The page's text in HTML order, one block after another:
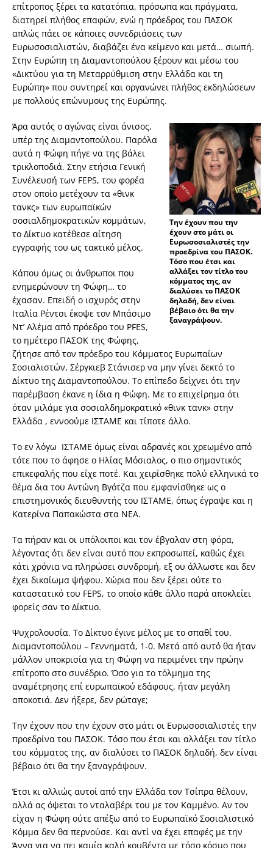
επίτροπος ξέρει τα κατατόπια, πρόσωπα και πράγματα,
διατηρεί πλήθος επαφών, ενώ η πρόεδρος του ΠΑΣΟΚ
απλώς πάει σε κάποιες συνεδριάσεις των
Ευρωσοσιαλιστών, διαβάζει ένα κείμενο και μετά… σιωπή.
Στην Ευρώπη τη Διαμαντοπούλου ξέρουν και μέσω του
«Δικτύου για τη Μεταρρύθμιση στην Ελλάδα και τη
Ευρώπη» που συντηρεί και οργανώνει πλήθος εκδηλώσεων
με πολλούς επώνυμους της Ευρώπης.
Την έχουν που την
έχουν στο μάτι οι
Ευρωσοσιαλιστές την
προεδρίνα του ΠΑΣΟΚ.
Τόσο που έτσι και
αλλάξει τον τίτλο του
κόμματος της, αν
διαλύσει το ΠΑΣΟΚ
δηλαδή, δεν είναι
βέβαιο ότι θα την
ξαναγράψουν.
Άρα αυτός ο αγώνας είναι άνισος,
υπέρ της Διαμαντοπούλου. Παρόλα
αυτά η Φώφη πήγε να της βάλει
τρικλοποδιά. Στην ετήσια Γενική
Συνέλευσή των FEPS, του φορέα
στον οποίο μετέχουν τα «θινκ
τανκς» των ευρωπαϊκών
σοσιαλδημοκρατικών κομμάτων,
το Δίκτυο κατέθεσε αίτηση
εγγραφής του ως τακτικό μέλος.
Κάπου όμως οι άνθρωποι που
ενημερώνουν τη Φώφη… το
έχασαν. Επειδή ο ισχυρός στην
Ιταλία Ρέντσι έκοψε τον Μπάσιμο
Ντ’ Αλέμα από πρόεδρο του PFES,
το ημέτερο ΠΑΣΟΚ της Φώφης,
ζήτησε από τον πρόεδρο του Κόμματος Ευρωπαίων
Σοσιαλιστών, Σέργκιεβ Στάνισερ να μην γίνει δεκτό το
Δίκτυο της Διαμαντοπούλου. Το επίπεδο δείχνει ότι την
παρέμβαση έκανε η ίδια η Φώφη. Με το επιχείρημα ότι
όταν μιλάμε για σοσιαλδημοκρατικό «θινκ τανκ» στην
Ελλάδα , εννοούμε ΙΣΤΑΜΕ και τίποτε άλλο.
Το εν λόγω ΙΣΤΑΜΕ όμως είναι αδρανές και χρεωμένο από
τότε που το άφησε ο Ηλίας Μόσιαλος, ο πιο σημαντικός
επικεφαλής που είχε ποτέ. Και χειρίσθηκε πολύ ελληνικά το
θέμα δια του Αντώνη Βγότζα που εμφανίσθηκε ως ο
επιστημονικός διευθυντής του ΙΣΤΑΜΕ, όπως έγραψε και η
Κατερίνα Παπακώστα στα ΝΕΑ.
Τα πήραν και οι υπόλοιποι και τον έβγαλαν στη φόρα,
λέγοντας ότι δεν είναι αυτό που εκπροσωπεί, καθώς έχει
κάτι χρόνια να πληρώσει συνδρομή, εξ ου άλλωστε και δεν
έχει δικαίωμα ψήφου. Χώρια που δεν ξέρει ούτε το
καταστατικό του FEPS, το οποίο κάθε άλλο παρά αποκλείει
φορείς σαν το Δίκτυο.
Ψυχρολουσία. Το Δίκτυο έγινε μέλος με το σπαθί του.
Διαμαντοπούλου – Γεννηματά, 1-0. Μετά από αυτό θα ήταν
μάλλον υποκρισία για τη Φώφη να περιμένει την πρώην
επίτροπο στο συνέδριο. Όσο για το τόλμημα της
αναμέτρησης επί ευρωπαϊκού εδάφους, ήταν μεγάλη
αποκοτιά. Δεν ήξερε, δεν ρώταγε;
Την έχουν που την έχουν στο μάτι οι Ευρωσοσιαλιστές την
προεδρίνα του ΠΑΣΟΚ. Τόσο που έτσι και αλλάξει τον τίτλο
του κόμματος της, αν διαλύσει το ΠΑΣΟΚ δηλαδή, δεν είναι
βέβαιο ότι θα την ξαναγράψουν.
Έτσι κι αλλιώς αυτοί από την Ελλάδα τον Τσίπρα θέλουν,
αλλά ας όψεται το νταλαβέρι του με τον Καμμένο. Αν τον
είχαν η Φώφη ούτε απέξω από το Ευρωπαϊκό Σοσιαλιστικό
Κόμμα δεν θα περνούσε. Και αντί να έχει επαφές με την
Άννα για να πει καμία καλή κουβέντα με τόσο κόσμο που